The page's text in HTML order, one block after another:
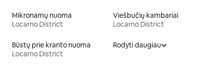
Mikronamų nuoma
Locarno District
Viešbučių kambariai
Locarno District
Būstų prie kranto nuoma
Locarno District
Rodyti daugiau